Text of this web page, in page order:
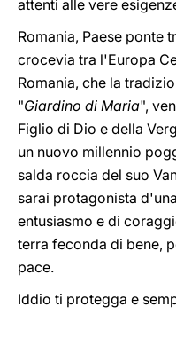
attenti alle vere
Romania, Paese ponte
crocevia tra l'Europa
Romania, che la
"Giardino di Maria",
Figlio di Dio e della
un nuovo millennio
salda roccia del suo
sarai protagonista
entusiasmo e di
terra feconda di bene,
pace.
Iddio ti protegga e